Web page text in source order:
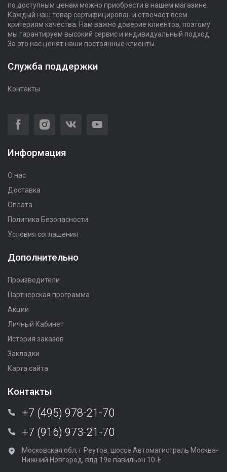
по доступным ценам можно приобрести в нашем магазине.
Каждый наш товар сертифицирован и отвечает всем
критериям качества. Нам важно доверие клиентов, поэтому
мы гарантируем высокий сервис и индивидуальный подход.
За это нас ценят наши постоянные клиенты.
Служба поддержки
Контакты
Информация
О нас
Доставка
Оплата
Политика Безопасности
Условия соглашения
Дополнительно
Производители
Партнерская программа
Акции
Личный Кабинет
История заказов
Закладки
Карта сайта
Контакты
+7 (495) 978-21-70
+7 (916) 973-21-70
Московская обл, г Реутов, шоссе Автомагистраль Москва-
Нижний Новгород, влд 19е павильон 10-Е